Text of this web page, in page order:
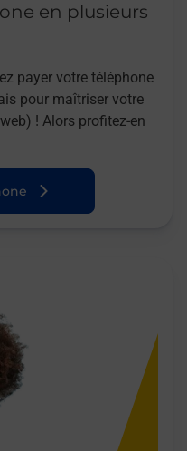
en plusieurs
payer votre téléphone
pour maîtriser votre
! Alors profitez-en